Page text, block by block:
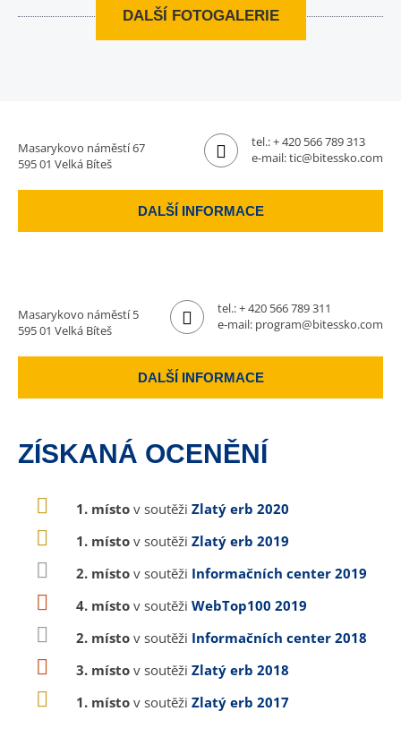
DALŠÍ FOTOGALERIE
Masarykovo náměstí 67
595 01 Velká Bíteš
tel.:+ 420 566 789 313
e-mail:tic@bitessko.com
DALŠÍ INFORMACE
Masarykovo náměstí 5
595 01 Velká Bíteš
tel.:+ 420 566 789 311
e-mail: program@bitessko.com
DALŠÍ INFORMACE
ZÍSKANÁ OCENĚNÍ
1. místo v soutěži Zlatý erb 2020
1. místo v soutěži Zlatý erb 2019
2. místo v soutěži Informačních center 2019
4. místo v soutěži WebTop100 2019
2. místo v soutěži Informačních center 2018
3. místo v soutěži Zlatý erb 2018
1. místo v soutěži Zlatý erb 2017